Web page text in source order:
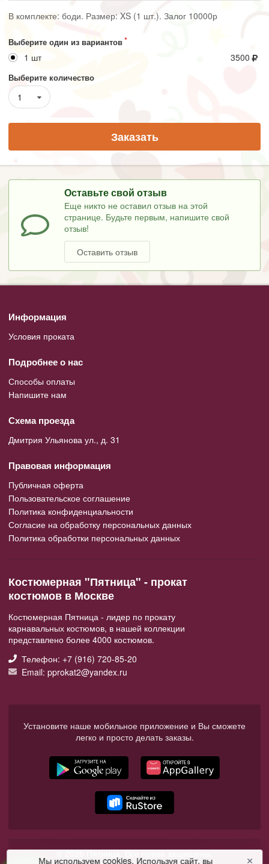
В комплекте: боди. Размер: XS (1 шт.). Залог 10000р
Выберите один из вариантов
1 шт 3500
Выберите количество
1
Заказать
Оставьте свой отзыв
Еще никто не оставил отзыв на этой
странице. Будьте первым, напишите свой
отзыв!
Оставить отзыв
Информация
Условия проката
Подробнее о нас
Способы оплаты
Напишите нам
Схема проезда
Дмитрия Ульянова ул., д. 31
Правовая информация
Публичная оферта
Пользовательское соглашение
Политика конфиденциальности
Согласие на обработку персональных данных
Политика обработки персональных данных
Костюмерная "Пятница" - прокат
костюмов в Москве
Костюмерная Пятница - лидер по прокату
карнавальных костюмов, в нашей коллекции
представлено более 4000 костюмов.
Телефон: +7 (916) 720-85-20
Email: pprokat2@yandex.ru
Установите наше мобильное приложение и Вы сможете
легко и просто делать заказы.
© 2026 Пятница. Все права защищены.
Мы используем cookies. Используя сайт, вы ✕